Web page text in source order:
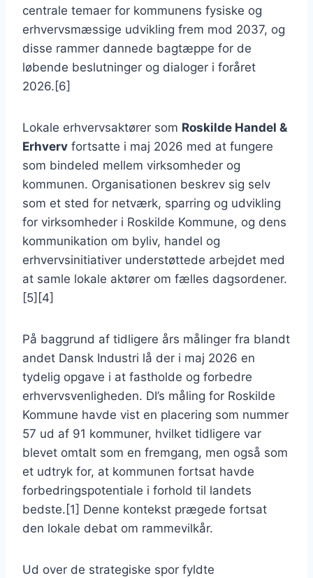
centrale temaer for kommunens fysiske og
erhvervsmæssige udvikling frem mod 2037, og
disse rammer dannede bagtæppe for de
løbende beslutninger og dialoger i foråret
2026.[6]
Lokale erhvervsaktører som Roskilde Handel &
Erhverv fortsatte i maj 2026 med at fungere
som bindeled mellem virksomheder og
kommunen. Organisationen beskrev sig selv
som et sted for netværk, sparring og udvikling
for virksomheder i Roskilde Kommune, og dens
kommunikation om byliv, handel og
erhvervsinitiativer understøttede arbejdet med
at samle lokale aktører om fælles dagsordener.
[5][4]
På baggrund af tidligere års målinger fra blandt
andet Dansk Industri lå der i maj 2026 en
tydelig opgave i at fastholde og forbedre
erhvervsvenligheden. DI’s måling for Roskilde
Kommune havde vist en placering som nummer
57 ud af 91 kommuner, hvilket tidligere var
blevet omtalt som en fremgang, men også som
et udtryk for, at kommunen fortsat havde
forbedringspotentiale i forhold til landets
bedste.[1] Denne kontekst prægede fortsat
den lokale debat om rammevilkår.
Ud over de strategiske spor fyldte